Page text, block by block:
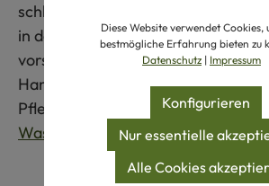
schleudern nur sanft (max. 400 U/
in den Trockner geben. Nach dem
vorsichtig in Form ziehen und flach
Handtuch trocknen. Bitte
Pflegeetikett. Mehr Hinweise
Waschen von Wollprodukten.
Diese Website verwendet Cookies,
bestmögliche Erfahrung bieten zu
Datenschutz | Impressum
Nur essentielle
Konfigurieren
Alle Cookies